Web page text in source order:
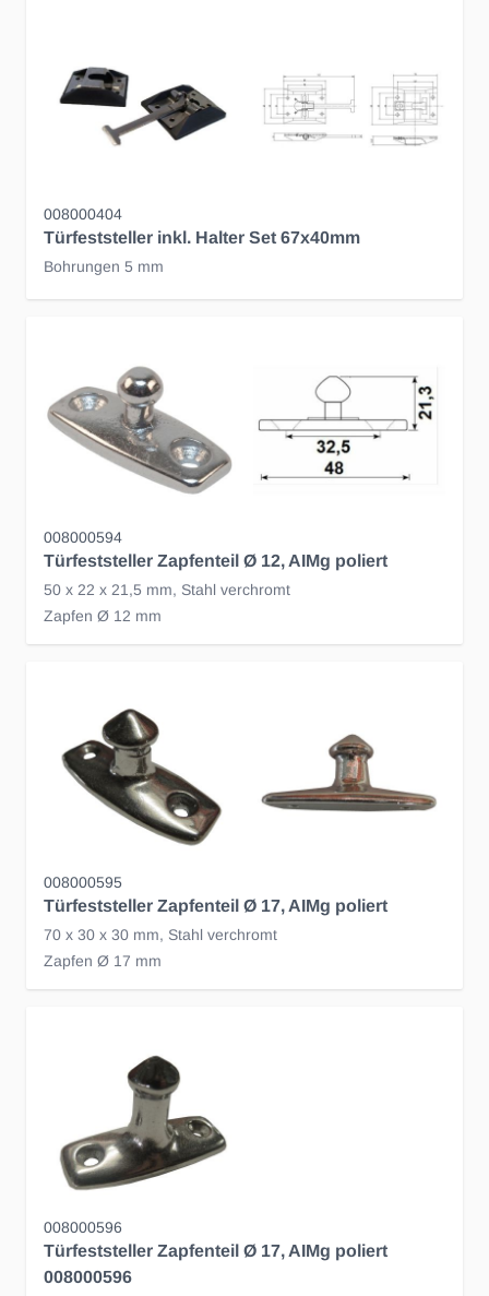
008000404
Türfeststeller inkl. Halter Set 67x40mm
Bohrungen 5 mm
008000594
Türfeststeller Zapfenteil Ø 12, AIMg poliert
50 x 22 x 21,5 mm, Stahl verchromt
Zapfen Ø 12 mm
008000595
Türfeststeller Zapfenteil Ø 17, AIMg poliert
70 x 30 x 30 mm, Stahl verchromt
Zapfen Ø 17 mm
008000596
Türfeststeller Zapfenteil Ø 17, AIMg poliert
008000596